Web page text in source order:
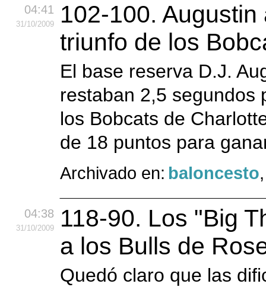
04:41
31/10/2009
102-100.
triunfo de los
El base reserva D.J.
restaban 2,5 segundos
los Bobcats de
de 18 puntos para
Archivado en: baloncesto
04:38
31/10/2009
118-90. Los "Big
a los Bulls de
Quedó claro que las